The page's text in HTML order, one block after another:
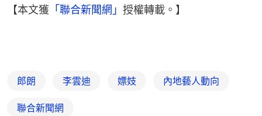
【本文獲 「聯合新聞網」 授權轉載。】
郎朗 李雲迪 嫖妓 內地藝人動向
聯合新聞網